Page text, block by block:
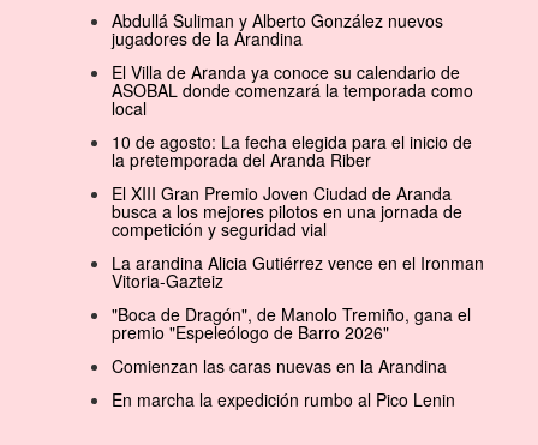
Abdullá Suliman y Alberto González nuevos
jugadores de la Arandina
El Villa de Aranda ya conoce su calendario de
ASOBAL donde comenzará la temporada como
local
10 de agosto: La fecha elegida para el inicio de
la pretemporada del Aranda Riber
El XIII Gran Premio Joven Ciudad de Aranda
busca a los mejores pilotos en una jornada de
competición y seguridad vial
La arandina Alicia Gutiérrez vence en el Ironman
Vitoria-Gazteiz
"Boca de Dragón", de Manolo Tremiño, gana el
premio "Espeleólogo de Barro 2026"
Comienzan las caras nuevas en la Arandina
En marcha la expedición rumbo al Pico Lenin